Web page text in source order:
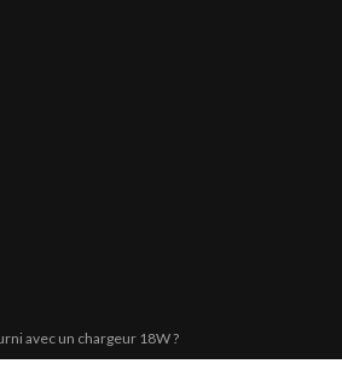
avec un chargeur 18W ?